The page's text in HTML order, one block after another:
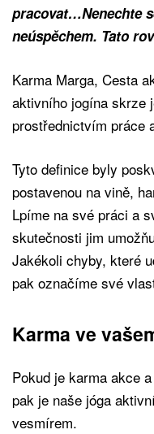
pracovat…Nenechte
neúspěchem. Tato
Karma Marga, Cesta
aktivního jogína skrze
prostřednictvím práce
Tyto definice byly
postavenou na vině,
Lpíme na své práci a
skutečnosti jim
Jakékoli chyby, které
pak označíme své
Karma ve
Pokud je karma akce
pak je naše jóga
vesmírem.